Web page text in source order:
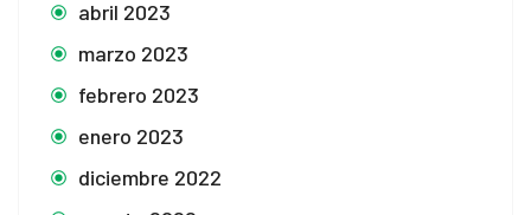
abril 2023
marzo 2023
febrero 2023
enero 2023
diciembre 2022